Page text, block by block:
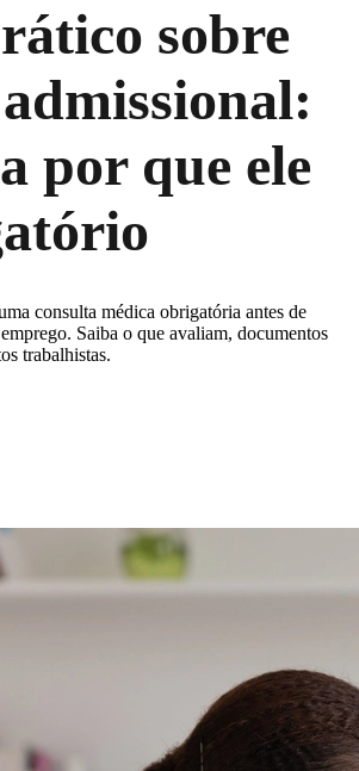
sobre
por que ele
consulta médica obrigatória antes de
Saiba o que avaliam, documentos
trabalhistas.